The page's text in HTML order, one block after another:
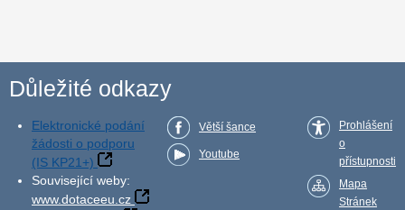
Důležité odkazy
Elektronické podání
žádosti o podporu
(IS KP21+)
Související weby:
www.dotaceeu.cz
Větší šance
Youtube
Prohlášení
o
přístupnosti
Mapa
Stránek